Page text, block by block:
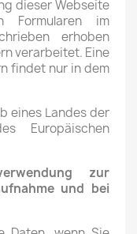
dieser Webseite
Formularen im
erhoben
verarbeitet. Eine
findet nur in dem
eines Landes der
Europäischen
zur
und bei